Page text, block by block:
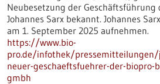
Neubesetzung der Geschäftsführung
Johannes Sarx bekannt. Johannes
am 1. September 2025 aufnehmen.
https://www.bio-
pro.de/infothek/pressemitteilungen/
neuer-geschaeftsfuehrer-der-biopro-
gmbh